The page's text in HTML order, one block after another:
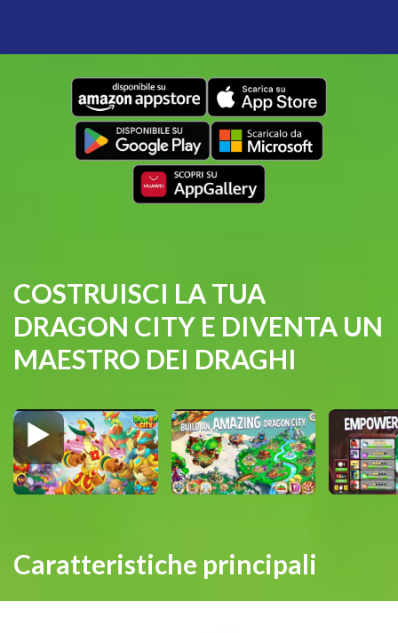
COSTRUISCI LA TUA
DRAGON CITY E DIVENTA UN
MAESTRO DEI DRAGHI
Caratteristiche principali